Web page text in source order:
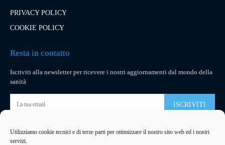
Utilizziamo cookie tecnici e di terze parti per ottimizzare il nostro sito web ed i nostri
servizi.
PRIVACY POLICY
COOKIE POLICY
Resta in contatto
Iscriviti alla newsletter per ricevere i nostri aggiornamenti dal mondo della
sanità
ISCRIVITI
Pubblicità